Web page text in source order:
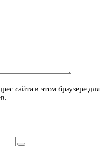
сайта в этом браузере для